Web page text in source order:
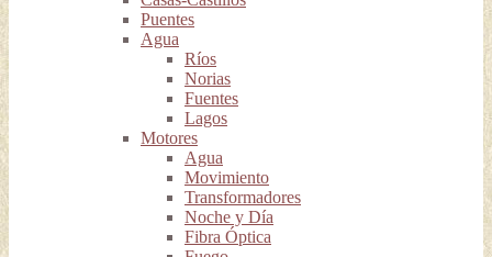
Puentes
Agua
Ríos
Norias
Fuentes
Lagos
Motores
Agua
Movimiento
Transformadores
Noche y Día
Fibra Óptica